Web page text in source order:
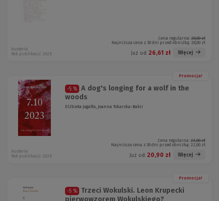
Cena regularna: 28,00 zł
Najniższa cena z 30 dni przed obniżką: 28,00 zł
Już od: 26,61 zł Więcej
Austeria
Rok publikacji: 2025
Promocja!
-5 %
A dog's longing for a wolf in the
woods
Elżbieta Jogałła, Joanna Tokarska-Bakir
Cena regularna: 22,00 zł
Najniższa cena z 30 dni przed obniżką: 22,00 zł
Już od: 20,90 zł Więcej
Austeria
Rok publikacji: 2025
Promocja!
-5 %
Trzeci Wokulski. Leon Krupecki
pierwowzorem Wokulskiego?